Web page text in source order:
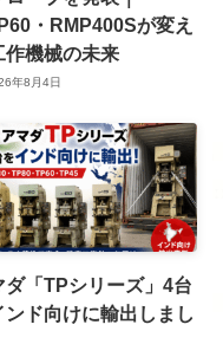
・RMP400Sが変え
作機械の未来
年8月4日
ダ「TPシリーズ」4台
ンド向けに輸出しまし